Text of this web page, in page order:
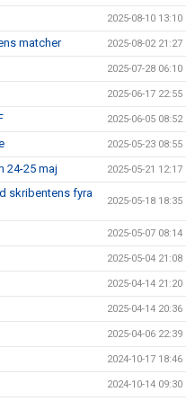
2025-08-10 13:10
matcher 2025-08-02 21:27
2025-07-28 06:10
2025-06-17 22:55
2025-06-05 08:52
2025-05-23 08:55
24-25 maj 2025-05-21 12:17
skribentens fyra
2025-05-18 18:35
2025-05-07 08:14
2025-05-04 21:08
2025-04-14 21:20
2025-04-14 20:36
2025-04-06 22:39
2024-10-17 18:46
2024-10-14 09:30